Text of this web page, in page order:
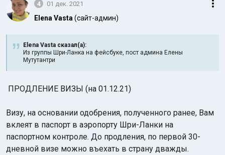
4 01 дек. 2021
Elena Vasta (сайт-админ)
Elena Vasta сказал(а):
Из группы Шри-Ланка на фейсбуке, пост админа Елены
Мутутантри
ПРОДЛЕНИЕ ВИЗЫ (на 01.12.21)
Визу, на основании одобрения, полученного ранее, Вам
вклеят в паспорт в аэропорту Шри-Ланки на
паспортном контроле. До продления, по первой 30-
дневной визе можно въехать в страну дважды.